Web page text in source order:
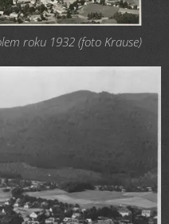
roku 1932 (foto Krause)